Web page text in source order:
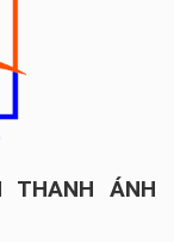
THANH ÁNH